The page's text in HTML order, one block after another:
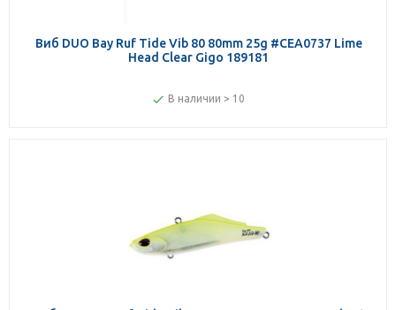
Виб DUO Bay Ruf Tide Vib 80 80mm 25g #CEA0737 Lime
Head Clear Gigo 189181
В наличии > 10